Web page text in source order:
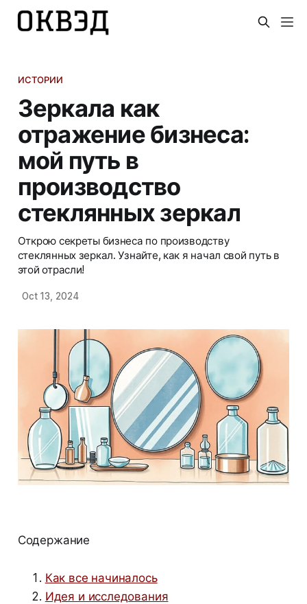
ИСТОРИИ
Зеркала как
отражение бизнеса:
мой путь в
производство
стеклянных зеркал
Открою секреты бизнеса по производству
стеклянных зеркал. Узнайте, как я начал свой путь в
этой отрасли!
Oct 13, 2024
Содержание
Как все начиналось
Идея и исследования